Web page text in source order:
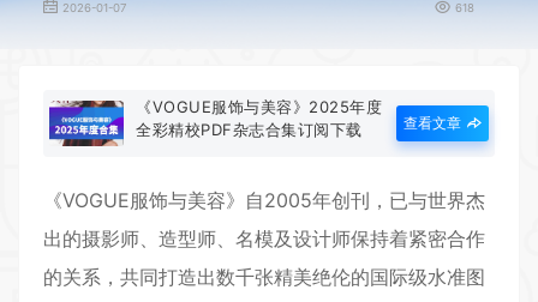
2026-01-07 618
《VOGUE服饰与美容》2025年度
全彩精校PDF杂志合集订阅下载
查看文章
《VOGUE服饰与美容》自2005年创刊，已与世界杰
出的摄影师、造型师、名模及设计师保持着紧密合作
的关系，共同打造出数千张精美绝伦的国际级水准图